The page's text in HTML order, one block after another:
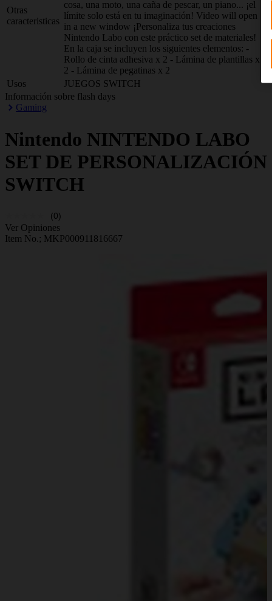
Otras
caracteristicas
cosa, una moto, una caña de pescar, un piano... ¡el
límite solo está en tu imaginación! Video will open
in a new window ¡Personaliza tus creaciones
Nintendo Labo con este práctico set de materiales!
En la caja se incluyen los siguientes elementos: -
Rollo de cinta adhesiva x 2 - Lámina de plantillas x
2 - Lámina de pegatinas x 2
Usos
JUEGOS SWITCH
Información sobre flash days
Gaming
Nintendo NINTENDO LABO
SET DE PERSONALIZACIÓN
SWITCH
(0)
Ver Opiniones
Item No.; MKP000911816667